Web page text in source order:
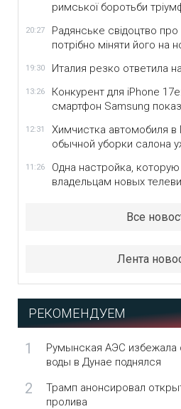
римської боротьби
20:27
Радянське свідоцтво
потрібно міняти його на
19:30 Италия резко ответила
13:26
Конкурент для iPhone
смартфон Samsung
12:31
Химчистка автомобиля в
обычной уборки салона
11:26
Одна настройка,
владельцам новых
Все
Лента
РЕКОМЕНДУЕМ
1
Румынская АЭС избежала
воды в Дунае поднялся
2
Трамп анонсировал
пролива